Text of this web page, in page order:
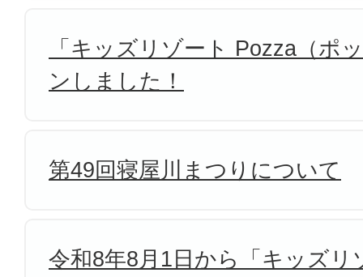
「キッズリゾート Pozza（ポ
ンしました！
第49回寝屋川まつりについて
令和8年8月1日から「キッズリ